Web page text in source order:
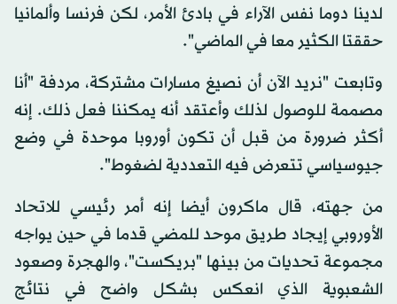
لدينا دوما نفس الآراء في بادئ الأمر، لكن فرنسا وألمانيا
حققتا الكثير معا في الماضي".
وتابعت "نريد الآن أن نصيغ مسارات مشتركة، مردفة "أنا
مصممة للوصول لذلك وأعتقد أنه يمكننا فعل ذلك. إنه
أكثر ضرورة من قبل أن تكون أوروبا موحدة في وضع
جيوسياسي تتعرض فيه التعددية لضغوط".
من جهته، قال ماكرون أيضا إنه أمر رئيسي للاتحاد
الأوروبي إيجاد طريق موحد للمضي قدما في حين يواجه
مجموعة تحديات من بينها "بريكست"، والهجرة وصعود
الشعبوية الذي انعكس بشكل واضح في نتائج